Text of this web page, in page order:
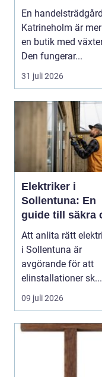
inspiration och
odlarglädje
En handelsträdgård
Katrineholm är
en butik med
Den fungerar...
31 juli 2026
Elektriker i
Sollentuna: En
guide till säkra
pålitliga
elinstallationer
Att anlita rätt
i Sollentuna är
avgörande för att
elinstallationer sk...
09 juli 2026